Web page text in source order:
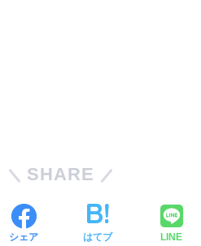
SHARE
シェア はてブ LINE